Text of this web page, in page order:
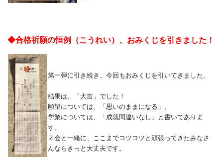
◆合格祈願の恒例（こうれい）、おみくじを引きました！
第一弾に引き続き、今回もおみくじを引いてきました。
結果は、「大吉」でした！
願望については、「思いのままになる」、
学業については、「成就間違いなし」と書いてありま
す。
Ｚ会と一緒に、ここまでコツコツと頑張ってきたみなさ
んならきっと大丈夫です。